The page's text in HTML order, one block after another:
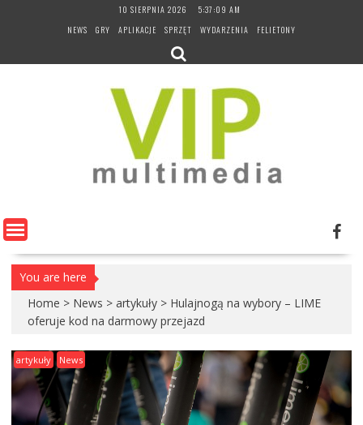
10 SIERPNIA 2026
5:37:10 AM
NEWS
GRY APLIKACJE SPRZĘT WYDARZENIA FELIETONY
You are here
Home > News > artykuły > Hulajnogą na wybory – LIME
oferuje kod na darmowy przejazd
artykuły News